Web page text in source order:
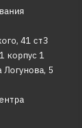
41 ст3
корпус 1
Логунова, 5